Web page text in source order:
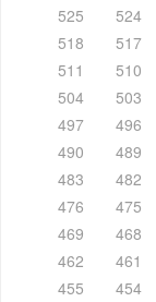
525
524
518
517
511
510
504
503
497
496
490
489
483
482
476
475
469
468
462
461
455
454